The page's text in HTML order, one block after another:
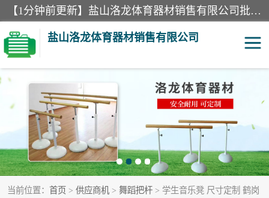
【1分钟前更新】盐山洛龙体育器材销售有限公司批量供应：300米障碍器材、400米障碍器材、部队训练器材、双杠、体操垫、舞蹈把杆等产品。盐山洛龙体育器材销售有限公司经过多年的发展，集研发，生产，销售，售后服务为一体. 奉行“质量，信誉，服务”的宗旨，以开拓创新的精神和真诚守信的态度积极进取。
盐山洛龙体育器材销售有限公司
当前位置： 首页 > 供应商机 > 舞蹈把杆 > 学生音乐凳 尺寸定制 鹤岗
单双杠 舞蹈把杆
400米障碍器材 体操垫
300米障碍器材 攀爬架
塑胶跑道 400米障碍器材1